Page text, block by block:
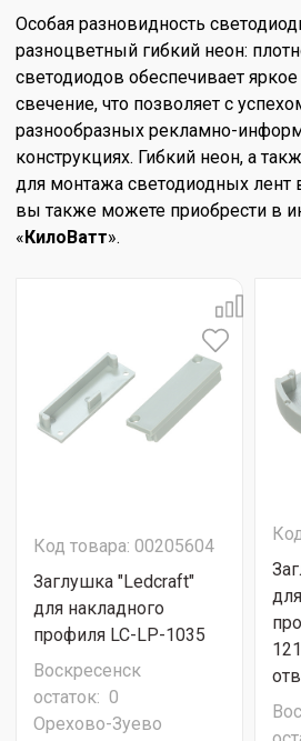
Особая разновидность
разноцветный гибкий неон:
светодиодов обеспечивает
свечение, что позволяет с
разнообразных рекламно-
конструкциях. Гибкий неон, а
для монтажа светодиодных лент
вы также можете приобрести в
«КилоВатт».
Код товара: 00205604
Заглушка "Ledcraft"
для накладного
профиля LC-LP-1035
Воскресенск
остаток: 0
Орехово-Зуево